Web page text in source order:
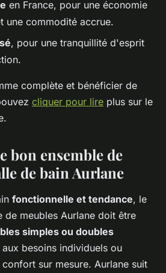
en France, pour une économie
une commodité accrue.
, pour une tranquillité d'esprit
complète et bénéficier de
cliquer pour lire plus sur le
bon ensemble de
de bain Aurlane
fonctionnelle et tendance, le
de meubles Aurlane doit être
simples ou doubles
besoins individuels ou
sur mesure. Aurlane suit